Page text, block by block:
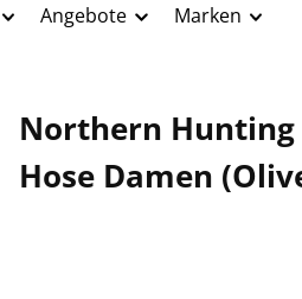
Angebote Marken
Northern Hunting
Hose Damen